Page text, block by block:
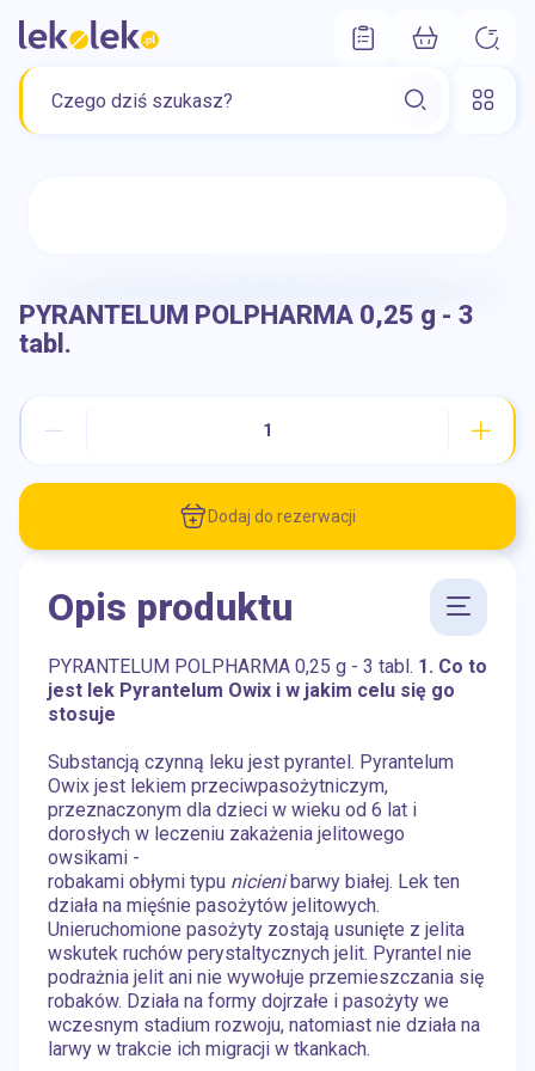
PYRANTELUM POLPHARMA 0,25 g - 3
tabl.
Dodaj do rezerwacji
Opis produktu
PYRANTELUM POLPHARMA 0,25 g - 3 tabl. 1. Co to
jest lek Pyrantelum Owix i w jakim celu się go
stosuje
Substancją czynną leku jest pyrantel. Pyrantelum
Owix jest lekiem przeciwpasożytniczym,
przeznaczonym dla dzieci w wieku od 6 lat i
dorosłych w leczeniu zakażenia jelitowego
owsikami -
robakami obłymi typu nicienibarwy białej. Lek ten
działa na mięśnie pasożytów jelitowych.
Unieruchomione pasożyty zostają usunięte z jelita
wskutek ruchów perystaltycznych jelit. Pyrantel nie
podrażnia jelit ani nie wywołuje przemieszczania się
robaków. Działa na formy dojrzałe i pasożyty we
wczesnym stadium rozwoju, natomiast nie działa na
larwy w trakcie ich migracji w tkankach.